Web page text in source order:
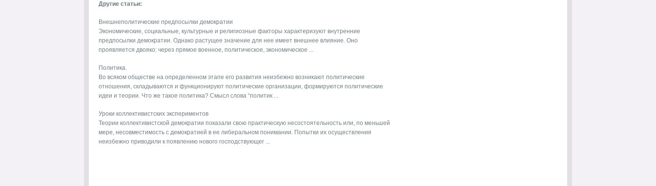
Другие статьи:
Внешнеполитические предпосылки демократии
Экономические, социальные, культурные и религиозные факторы характеризуют внутренние
предпосылки демократии. Однако растущее значение для нее имеет внешнее влияние. Оно
проявляется двояко: через прямое военное, политическое, экономическое ...
Политика.
Во всяком обществе на определенном этапе его развития неизбежно возникают поли­тические
отношения, складываются и функционируют полити­ческие организации, формируются политические
идеи и теории. Что же такое политика? Смысл слова “политик ...
Уроки коллективистских экспериментов
Теории коллективистской демократии показали свою практическую несостоятельность или, по меньшей
мере, несовместимость с демократией в ее либеральном понимании. Попытки их осуществления
неизбежно приводили к появлению нового господствующег ...